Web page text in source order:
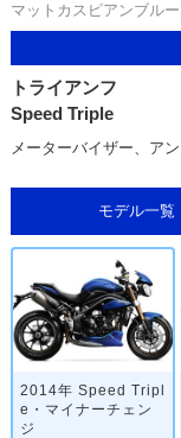
マットカスピアンブルー
トライアンフ
Speed Triple
メーターバイザー、ア
モデル一覧
2014年 Speed Tripl
e・マイナーチェン
ジ